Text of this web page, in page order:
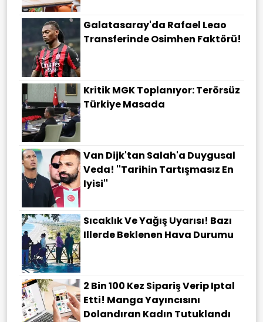
Galatasaray'da Rafael Leao
Transferinde Osimhen Faktörü!
Kritik MGK Toplanıyor: Terörsüz
Türkiye Masada
Van Dijk'tan Salah'a Duygusal
Veda! ''Tarihin Tartışmasız En
Iyisi''
Sıcaklık Ve Yağış Uyarısı! Bazı
Illerde Beklenen Hava Durumu
2 Bin 100 Kez Sipariş Verip Iptal
Etti! Manga Yayıncısını
Dolandıran Kadın Tutuklandı